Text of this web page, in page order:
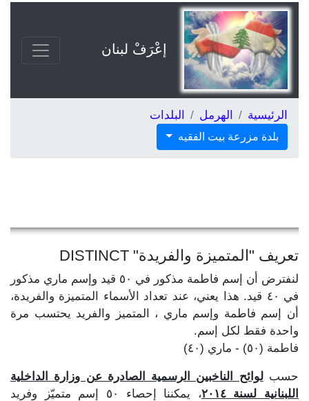
إعْرَفْ لبنان
الرئيسية الهرمل البلدات
بلدة مزرعة بيت الفقيه
تعريف "المتميزة والفريدة" DISTINCT
لنفترض أن إسم فاطمة مذكور في ٥٠ قيد وإسم ماري مذكور
في ٤٠ قيد. هذا يعني، عند تعداد الأسماء المتميزة والفريدة،
أن إسم فاطمة وإسم ماري ، المتميز والفريد يحتسب مرة
واحدة فقط لكل إسم.
فاطمة (٥٠) - ماري (٤٠)
حسبلوائح الناخبين الرسمية الصادرة عن وزارة الداخلية
اللبنانية لسنة ٢٠١٤
، يمكننا إحصاء ٥٠ إسم متميّز وفريد